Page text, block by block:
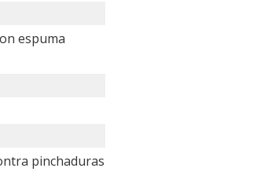
espuma
pinchaduras